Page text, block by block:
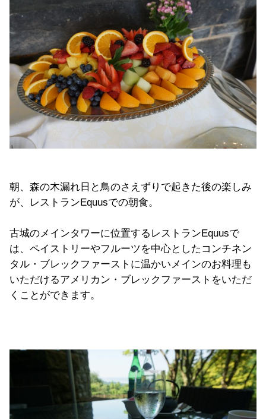
朝、森の木漏れ日と鳥のさえずりで起きた後の楽しみ
が、レストランEquusでの朝食。
古城のメインタワーに位置するレストランEquusで
は、ペイストリーやフルーツを中心としたコンチネン
タル・ブレックファーストに温かいメインのお料理も
いただけるアメリカン・ブレックファーストをいただ
くことができます。